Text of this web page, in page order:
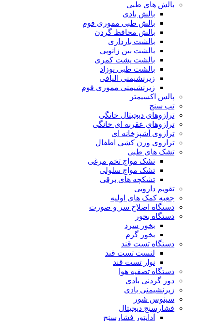
بالش های طبی
بالش بادی
بالش طبی مموری فوم
بالش محافظ گردن
بالشت بارداری
بالشت بین زانویی
بالشت پشت کمری
بالشت طبی نوزاد
زیرنشیمنی الیافی
زیرنشیمنی مموری فوم
پالس اکسیمتر
تب سنج
ترازوهای دیجیتال خانگی
ترازوهای عقربه ای خانگی
ترازوی آشپزخانه ای
ترازوی وزن کشی اطفال
تشک های طبی
تشک مواج تخم مرغی
تشک مواج سلولی
تشکچه های برقی
تقویم دارویی
جعبه کمک های اولیه
دستگاه اصلاح سر و صورت
دستگاه بخور
بخور سرد
بخور گرم
دستگاه تست قند
لنست تست قند
نوار تست قند
دستگاه تصفیه هوا
دور گردنی بادی
زیرنشیمنی بادی
سینوس شور
فشارسنج دیجیتال
آداپتور فشارسنج